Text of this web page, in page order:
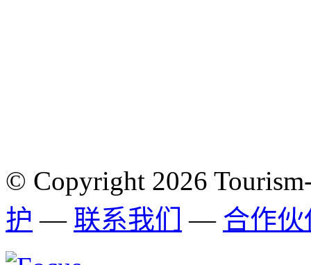
© Copyright 2026
护 — 联系我们 — 合作伙